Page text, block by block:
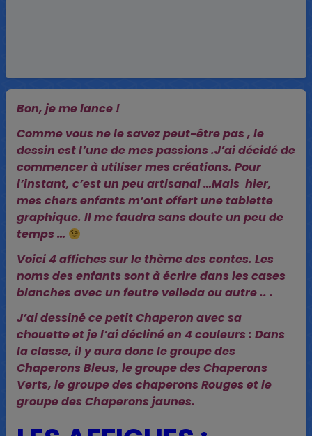
Bon, je me lance !
Comme vous ne le savez peut-être pas , le
dessin est l’une de mes passions .J’ai décidé de
commencer à utiliser mes créations. Pour
l’instant, c’est un peu artisanal …Mais hier,
mes chers enfants m’ont offert une tablette
graphique. Il me faudra sans doute un peu de
temps …
Voici 4 affiches sur le thème des contes. Les
noms des enfants sont à écrire dans les cases
blanches avec un feutre velleda ou autre .. .
J’ai dessiné ce petit Chaperon avec sa
chouette et je l’ai décliné en 4 couleurs : Dans
la classe, il y aura donc le groupe des
Chaperons Bleus, le groupe des Chaperons
Verts, le groupe des chaperons Rouges et le
groupe des Chaperons jaunes.